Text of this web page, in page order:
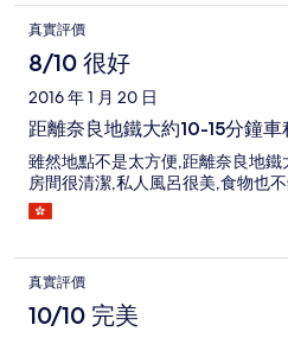
真實評價
8/10 很好
2016 年 1 月 20 日
距離奈良地鐵大約10-15分鐘
雖然地點不是太方便,距離奈良地鐵
房間很清潔,私人風呂很美,食物也
真實評價
10/10 完美